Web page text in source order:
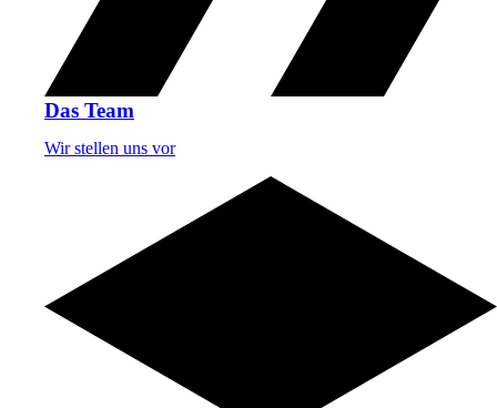
Das Team
Wir stellen uns vor